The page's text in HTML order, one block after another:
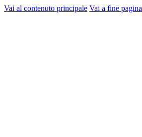
Vai al contenuto principale Vai a fine pagina